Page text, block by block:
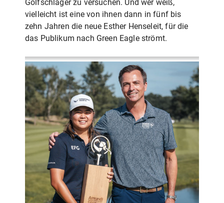
Golfschläger zu versuchen. Und wer weiß,
vielleicht ist eine von ihnen dann in fünf bis
zehn Jahren die neue Esther Henseleit, für die
das Publikum nach Green Eagle strömt.